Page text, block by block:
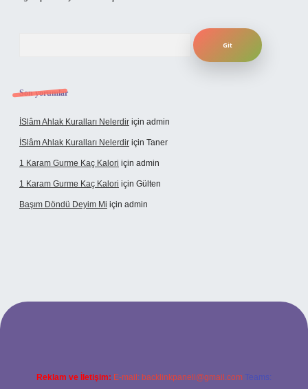
Son yorumlar
İSlâm Ahlak Kuralları Nelerdir için admin
İSlâm Ahlak Kuralları Nelerdir için Taner
1 Karam Gurme Kaç Kalori için admin
1 Karam Gurme Kaç Kalori için Gülten
Başım Döndü Deyim Mi için admin
giriş
Reklam ve İletişim: E-mail: backlinkpaneli@gmail.com Teams: